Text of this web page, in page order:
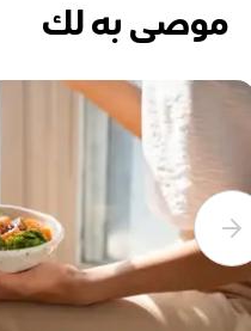
موصى به لك